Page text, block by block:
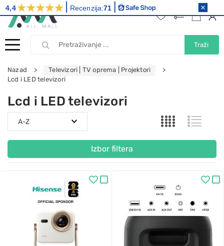
Traži
Nazad
Televizori | TV oprema | Projektori
Lcd i LED televizori
Lcd i LED televizori
Izbor filtera
4,4 Recenzija:71